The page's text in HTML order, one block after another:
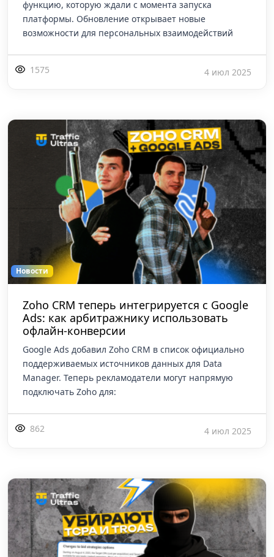
функцию, которую ждали с момента запуска
платформы. Обновление открывает новые
возможности для персональных взаимодействий
1575 4 июл 2025
Новости
Zoho CRM теперь интегрируется с Google
Ads: как арбитражнику использовать
офлайн-конверсии
Google Ads добавил Zoho CRM в список официально
поддерживаемых источников данных для Data
Manager. Теперь рекламодатели могут напрямую
подключать Zoho для:
862 4 июл 2025